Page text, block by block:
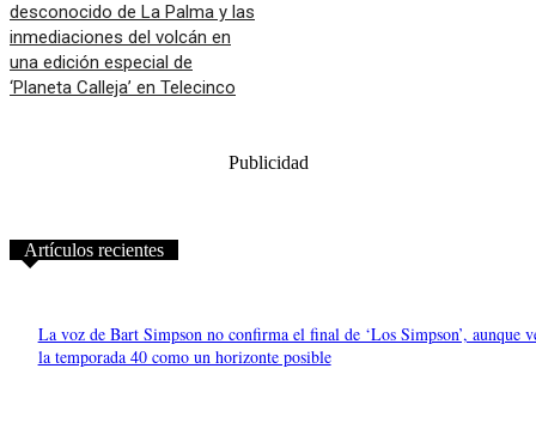
desconocido de La Palma y las
inmediaciones del volcán en
una edición especial de
‘Planeta Calleja’ en Telecinco
Publicidad
Artículos recientes
La voz de Bart Simpson no confirma el final de ‘Los Simpson’, aunque
la temporada 40 como un horizonte posible